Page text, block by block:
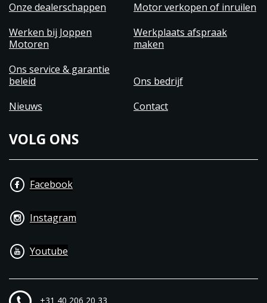
Onze dealerschappen
Motor verkopen of inruilen
Werken bij Joppen
Motoren
Werkplaats afspraak
maken
Ons service & garantie
beleid
Ons bedrijf
Nieuws
Contact
VOLG ONS
Facebook
Instagram
Youtube
+31 40 206 20 33